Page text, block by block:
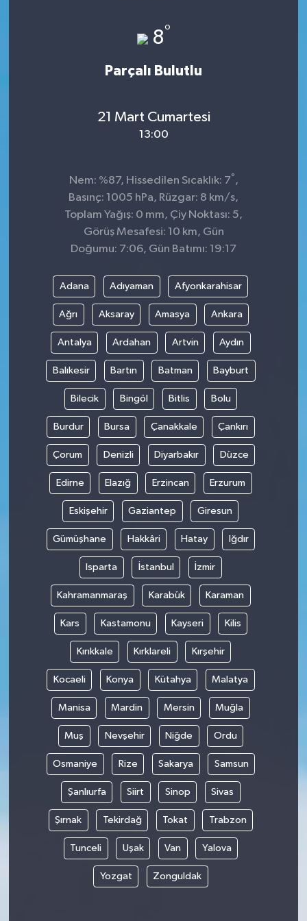
8°
Parçalı Bulutlu
21 Mart Cumartesi
13:00
Nem: %87, Hissedilen Sıcaklık: 7° ,
Basınç: 1005 hPa, Rüzgar: 8 km/s,
Toplam Yağış: 0 mm, Çiy Noktası: 5,
Görüş Mesafesi: 10 km, Gün
Doğumu: 7:06, Gün Batımı: 19:17
Adana Adıyaman Afyonkarahisar
Ağrı Aksaray Amasya Ankara
Antalya Ardahan Artvin Aydın
Balıkesir Bartın Batman Bayburt
Bilecik Bingöl Bitlis Bolu
Burdur Bursa Çanakkale Çankırı
Çorum Denizli Diyarbakır Düzce
Edirne Elazığ Erzincan Erzurum
Eskişehir Gaziantep Giresun
Gümüşhane Hakkâri Hatay Iğdır
Isparta İstanbul İzmir
Kahramanmaraş Karabük Karaman
Kars Kastamonu Kayseri Kilis
Kırıkkale Kırklareli Kırşehir
Kocaeli Konya Kütahya Malatya
Manisa Mardin Mersin Muğla
Muş Nevşehir Niğde Ordu
Osmaniye Rize Sakarya Samsun
Şanlıurfa Siirt Sinop Sivas
Şırnak Tekirdağ Tokat Trabzon
Tunceli Uşak Van Yalova
Yozgat Zonguldak
SOSYAL YAŞAM